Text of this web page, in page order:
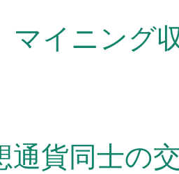
マイニング
通貨同士の